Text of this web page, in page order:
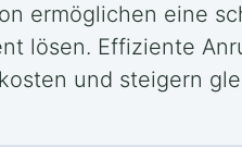
ermöglichen eine
lösen. Effiziente
und steigern